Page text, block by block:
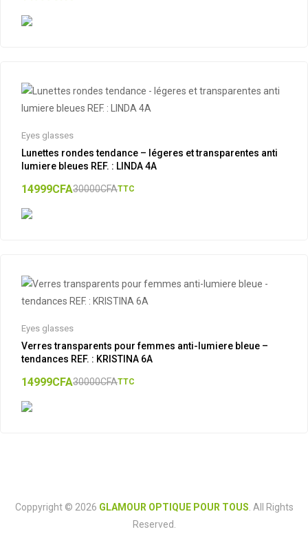
Eyes glasses
Lunettes rondes tendance – légeres et transparentes anti
lumiere bleues REF. : LINDA 4A
30000CFA
14999CFA TTC
Eyes glasses
Verres transparents pour femmes anti-lumiere bleue –
tendances REF. : KRISTINA 6A
30000CFA
14999CFA TTC
Coppyright © 2026 GLAMOUR OPTIQUE POUR TOUS . All Rights
Reserved.